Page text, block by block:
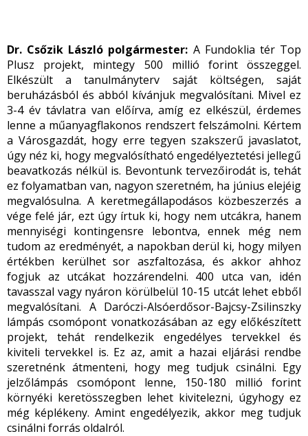
Dr. Csőzik László polgármester: A Fundoklia tér Top
Plusz projekt, mintegy 500 millió forint összeggel.
Elkészült a tanulmányterv saját költségen, saját
beruházásból és abból kívánjuk megvalósítani. Mivel ez
3-4 év távlatra van előírva, amíg ez elkészül, érdemes
lenne a műanyagflakonos rendszert felszámolni. Kértem
a Városgazdát, hogy erre tegyen szakszerű javaslatot,
úgy néz ki, hogy megvalósítható engedélyeztetési jellegű
beavatkozás nélkül is. Bevontunk tervezőirodát is, tehát
ez folyamatban van, nagyon szeretném, ha június elejéig
megvalósulna. A keretmegállapodásos közbeszerzés a
vége felé jár, ezt úgy írtuk ki, hogy nem utcákra, hanem
mennyiségi kontingensre lebontva, ennek még nem
tudom az eredményét, a napokban derül ki, hogy milyen
értékben kerülhet sor aszfaltozása, és akkor ahhoz
fogjuk az utcákat hozzárendelni. 400 utca van, idén
tavasszal vagy nyáron körülbelül 10-15 utcát lehet ebből
megvalósítani. A Daróczi-Alsóerdősor-Bajcsy-Zsilinszky
lámpás csomópont vonatkozásában az egy előkészített
projekt, tehát rendelkezik engedélyes tervekkel és
kiviteli tervekkel is. Ez az, amit a hazai eljárási rendbe
szeretnénk átmenteni, hogy meg tudjuk csinálni. Egy
jelzőlámpás csomópont lenne, 150-180 millió forint
környéki keretösszegben lehet kivitelezni, úgyhogy ez
még képlékeny. Amint engedélyezik, akkor meg tudjuk
csinálni forrás oldalról.